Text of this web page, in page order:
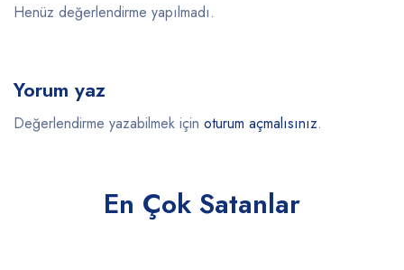
Henüz değerlendirme yapılmadı.
Yorum yaz
Değerlendirme yazabilmek için oturum açmalısınız.
En Çok Satanlar